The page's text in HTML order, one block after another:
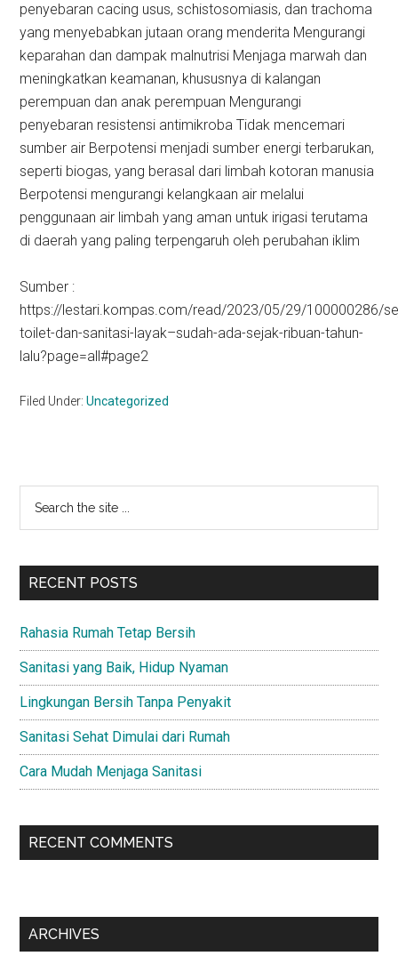
penyebaran cacing usus, schistosomiasis, dan trachoma
yang menyebabkan jutaan orang menderita Mengurangi
keparahan dan dampak malnutrisi Menjaga marwah dan
meningkatkan keamanan, khususnya di kalangan
perempuan dan anak perempuan Mengurangi
penyebaran resistensi antimikroba Tidak mencemari
sumber air Berpotensi menjadi sumber energi terbarukan,
seperti biogas, yang berasal dari limbah kotoran manusia
Berpotensi mengurangi kelangkaan air melalui
penggunaan air limbah yang aman untuk irigasi terutama
di daerah yang paling terpengaruh oleh perubahan iklim
Sumber :
https://lestari.kompas.com/read/2023/05/29/100000286/
toilet-dan-sanitasi-layak–sudah-ada-sejak-ribuan-tahun-
lalu?page=all#page2
Filed Under:Uncategorized
Primary
Sidebar
...
RECENT POSTS
Rahasia Rumah Tetap Bersih
Sanitasi yang Baik, Hidup Nyaman
Lingkungan Bersih Tanpa Penyakit
Sanitasi Sehat Dimulai dari Rumah
Cara Mudah Menjaga Sanitasi
RECENT COMMENTS
ARCHIVES